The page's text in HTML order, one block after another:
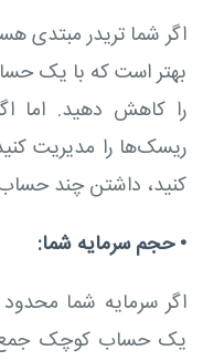
اگر شما تریدر مبتدی
بهتر است که با یک
را کاهش دهید. اما
ریسک‌ها را مدیریت
کنید، داشتن چند
• حجم سرمایه شما:
اگر سرمایه شما
یک حساب کوچک جمع